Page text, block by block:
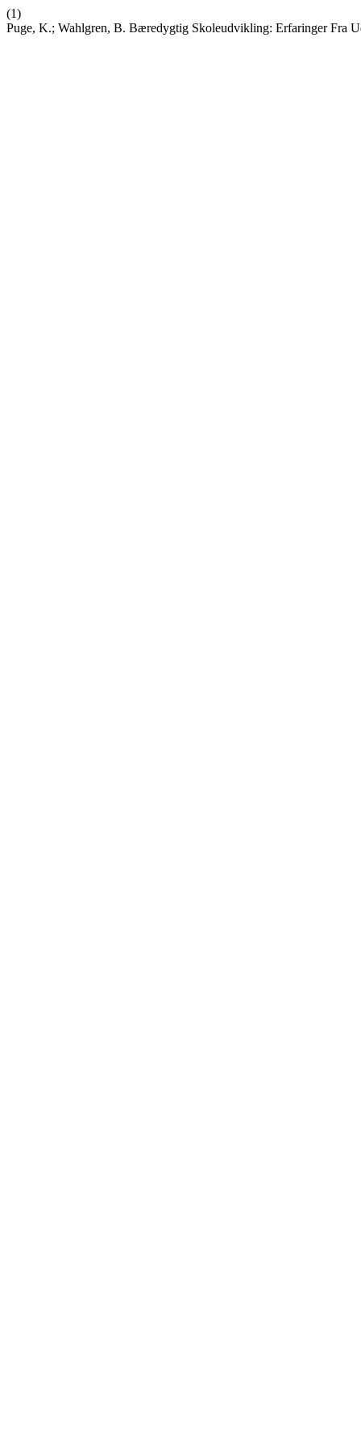
(1)
Puge, K.; Wahlgren, B. Bæredygtig Skoleudvikling: Erfaringer Fra